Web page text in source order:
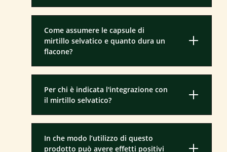
Come assumere le capsule di
mirtillo selvatico e quanto dura un
flacone?
Per chi è indicata l'integrazione con
il mirtillo selvatico?
In che modo l’utilizzo di questo
prodotto può avere effetti positivi